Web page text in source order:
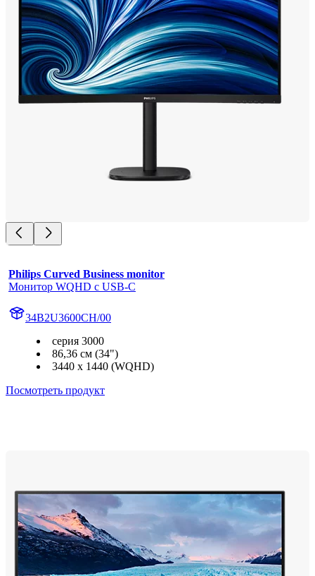
Philips Curved Business monitor
Монитор WQHD с USB-C
34B2U3600CH/00
серия 3000
86,36 см (34")
3440 x 1440 (WQHD)
Посмотреть продукт